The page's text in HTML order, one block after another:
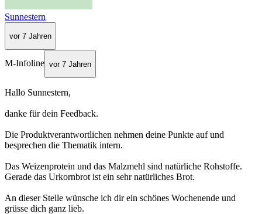
Sunnestern
vor 7 Jahren
M-Infoline vor 7 Jahren
Hallo Sunnestern,
danke für dein Feedback.
Die Produktverantwortlichen nehmen deine Punkte auf und
besprechen die Thematik intern.
Das Weizenprotein und das Malzmehl sind natürliche Rohstoffe.
Gerade das Urkornbrot ist ein sehr natürliches Brot.
An dieser Stelle wünsche ich dir ein schönes Wochenende und
grüsse dich ganz lieb.